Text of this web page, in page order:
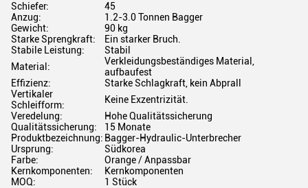
Schiefer:
45
Anzug:
1.2-3.0 Tonnen Bagger
Gewicht:
90 kg
Starke Sprengkraft:
Ein starker Bruch.
Stabile Leistung:
Stabil
Material:
Verkleidungsbeständiges Material,
aufbaufest
Effizienz:
Starke Schlagkraft, kein Abprall
Vertikaler
Schleifform:
Keine Exzentrizität.
Veredelung:
Hohe Qualitätssicherung
Qualitätssicherung:
15 Monate
Produktbezeichnung: Bagger-Hydraulic-Unterbrecher
Ursprung:
Südkorea
Farbe:
Orange / Anpassbar
Kernkomponenten:
Kernkomponenten
MOQ:
1 Stück